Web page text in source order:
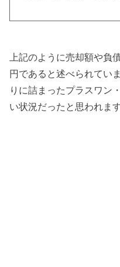
上記のように売却額や負
円であると述べられてい
りに詰まったプラスワン
い状況だったと思われます